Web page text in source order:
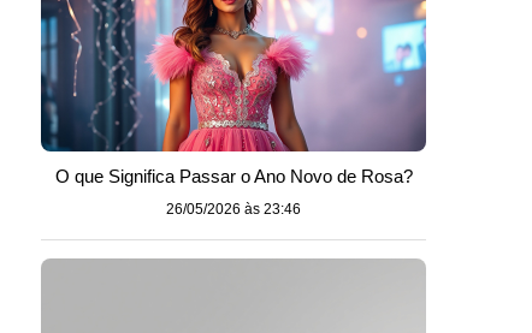
O que Significa Passar o Ano Novo de Rosa?
26/05/2026 às 23:46